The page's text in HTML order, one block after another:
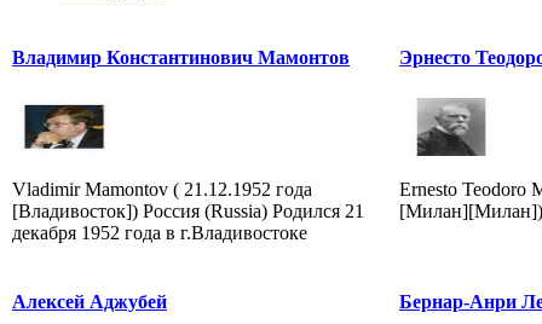
Владимир Константинович Мамонтов
Vladimir Mamontov ( 21.12.1952 года
[Владивосток]) Россия (Russia) Родился 21
декабря 1952 года в г.Владивостоке
Эрнесто
Ernesto Teodoro
[Милан][Милан])
Алексей Аджубей Бернар-Анри